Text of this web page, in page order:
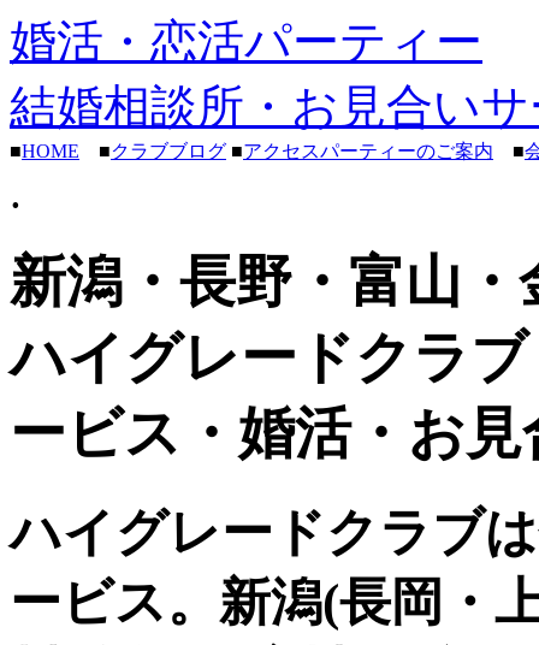
婚活・恋活パーティー
結婚相談所・お見合い
■HOME ■クラブブログ ■アクセスパーティーのご案内 ■
.
新潟・長野・富山
ハイグレードクラ
ービス・婚活・お見
ハイグレードクラブ
ービス。新潟(長岡・